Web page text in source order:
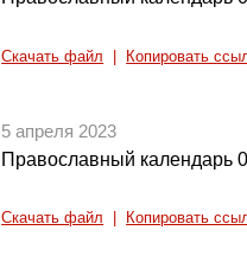
Скачать файл Копировать
5 апреля 2023
Православный календарь
Скачать файл Копировать